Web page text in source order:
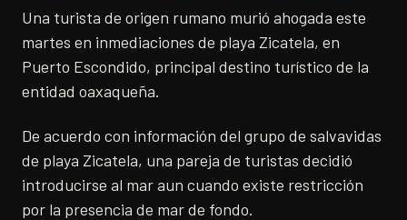
Una turista de origen rumano murió ahogada este
martes en inmediaciones de playa Zicatela, en
Puerto Escondido, principal destino turístico de la
entidad oaxaqueña.
​De acuerdo con información del grupo de salvavidas
de playa Zicatela, una pareja de turistas decidió
introducirse al mar aun cuando existe restricción
por la presencia de mar de fondo.